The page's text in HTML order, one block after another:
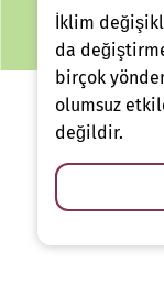
İklim
da
birçok
olumsuz
değildir.